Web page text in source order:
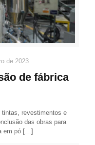
de 2023
de fábrica
tintas, revestimentos e
das obras para
em pó […]